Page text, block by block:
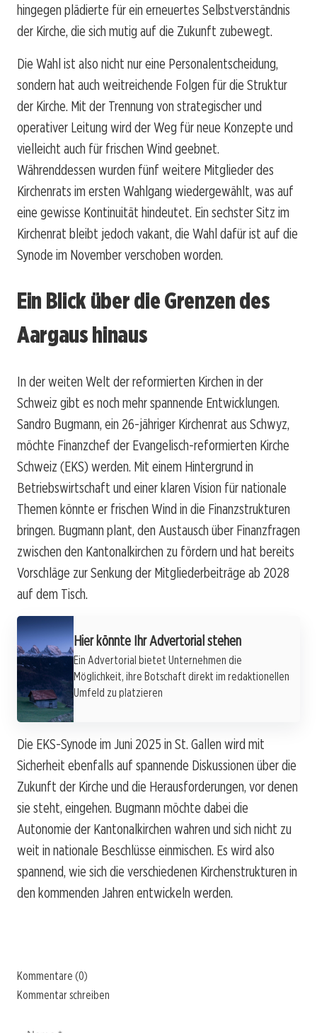
hingegen plädierte für ein erneuertes Selbstverständnis
der Kirche, die sich mutig auf die Zukunft zubewegt.
Die Wahl ist also nicht nur eine Personalentscheidung,
sondern hat auch weitreichende Folgen für die Struktur
der Kirche. Mit der Trennung von strategischer und
operativer Leitung wird der Weg für neue Konzepte und
vielleicht auch für frischen Wind geebnet.
Währenddessen wurden fünf weitere Mitglieder des
Kirchenrats im ersten Wahlgang wiedergewählt, was auf
eine gewisse Kontinuität hindeutet. Ein sechster Sitz im
Kirchenrat bleibt jedoch vakant, die Wahl dafür ist auf die
Synode im November verschoben worden.
Ein Blick über die Grenzen des
Aargaus hinaus
In der weiten Welt der reformierten Kirchen in der
Schweiz gibt es noch mehr spannende Entwicklungen.
Sandro Bugmann, ein 26-jähriger Kirchenrat aus Schwyz,
möchte Finanzchef der Evangelisch-reformierten Kirche
Schweiz (EKS) werden. Mit einem Hintergrund in
Betriebswirtschaft und einer klaren Vision für nationale
Themen könnte er frischen Wind in die Finanzstrukturen
bringen. Bugmann plant, den Austausch über Finanzfragen
zwischen den Kantonalkirchen zu fördern und hat bereits
Vorschläge zur Senkung der Mitgliederbeiträge ab 2028
auf dem Tisch.
Hier könnte Ihr Advertorial stehen
Ein Advertorial bietet Unternehmen die
Möglichkeit, ihre Botschaft direkt im redaktionellen
Umfeld zu platzieren
Die EKS-Synode im Juni 2025 in St. Gallen wird mit
Sicherheit ebenfalls auf spannende Diskussionen über die
Zukunft der Kirche und die Herausforderungen, vor denen
sie steht, eingehen. Bugmann möchte dabei die
Autonomie der Kantonalkirchen wahren und sich nicht zu
weit in nationale Beschlüsse einmischen. Es wird also
spannend, wie sich die verschiedenen Kirchenstrukturen in
den kommenden Jahren entwickeln werden.
Kommentare (0)
Kommentar schreiben